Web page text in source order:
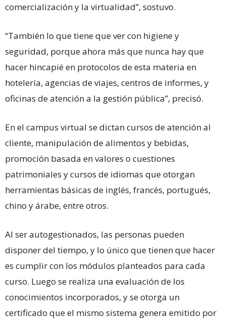
comercialización y la virtualidad”, sostuvo.
“También lo que tiene que ver con higiene y
seguridad, porque ahora más que nunca hay que
hacer hincapié en protocolos de esta materia en
hotelería, agencias de viajes, centros de informes, y
oficinas de atención a la gestión pública”, precisó.
En el campus virtual se dictan cursos de atención al
cliente, manipulación de alimentos y bebidas,
promoción basada en valores o cuestiones
patrimoniales y cursos de idiomas que otorgan
herramientas básicas de inglés, francés, portugués,
chino y árabe, entre otros.
Al ser autogestionados, las personas pueden
disponer del tiempo, y lo único que tienen que hacer
es cumplir con los módulos planteados para cada
curso. Luego se realiza una evaluación de los
conocimientos incorporados, y se otorga un
certificado que el mismo sistema genera emitido por